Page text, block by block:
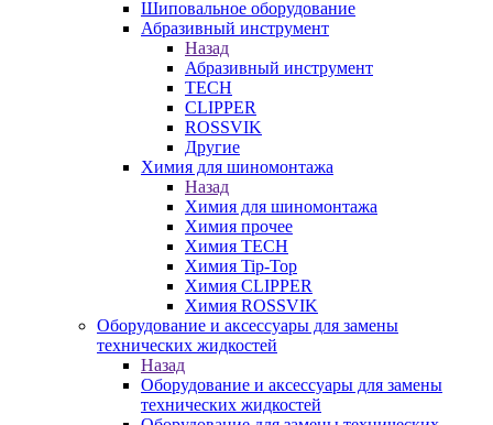
Шиповальное оборудование
Абразивный инструмент
Назад
Абразивный инструмент
TECH
CLIPPER
ROSSVIK
Другие
Химия для шиномонтажа
Назад
Химия для шиномонтажа
Химия прочее
Химия TECH
Химия Tip-Top
Химия CLIPPER
Химия ROSSVIK
Оборудование и аксессуары для замены
технических жидкостей
Назад
Оборудование и аксессуары для замены
технических жидкостей